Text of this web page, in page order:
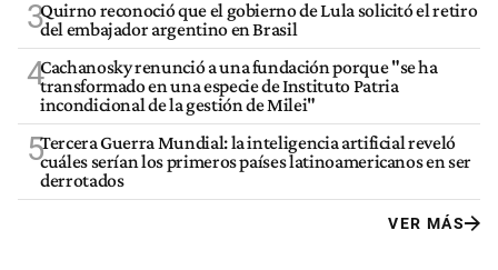
3Quirno reconoció que el gobierno de Lula solicitó el retiro
del embajador argentino en Brasil
4Cachanosky renunció a una fundación porque "se ha
transformado en una especie de Instituto Patria
incondicional de la gestión de Milei"
5Tercera Guerra Mundial: la inteligencia artificial reveló
cuáles serían los primeros países latinoamericanos en ser
derrotados
VER MÁS